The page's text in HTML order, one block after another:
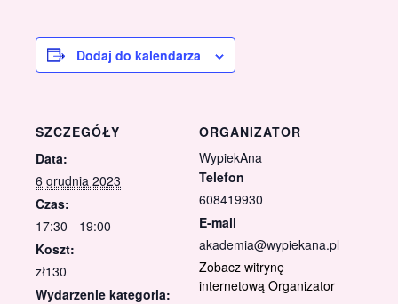
Dodaj do kalendarza
SZCZEGÓŁY
Data:
6 grudnia 2023
Czas:
17:30 - 19:00
Koszt:
zł130
Wydarzenie kategoria:
ORGANIZATOR
WypiekAna
Telefon
608419930
E-mail
akademia@wypiekana.pl
Zobacz witrynę
internetową Organizator